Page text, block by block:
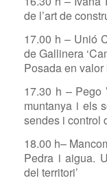
de l’art de
17.00 h – Unió
de Gallinera
Posada en valor
17.30 h – Pego
muntanya i els
sendes i control
18.00 h–
Pedra i aigua.
del territori’